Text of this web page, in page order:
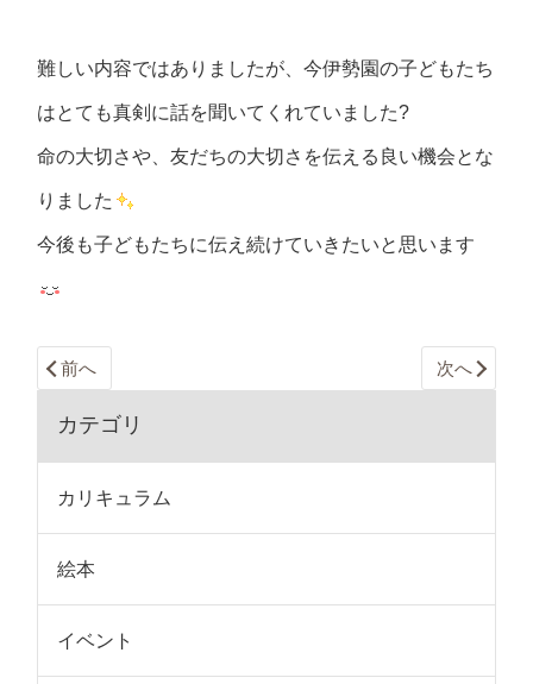
難しい内容ではありましたが、今伊勢園の子どもたち
はとても真剣に話を聞いてくれていました?
命の大切さや、友だちの大切さを伝える良い機会とな
りました
今後も子どもたちに伝え続けていきたいと思います
前へ 次へ
カテゴリ
カリキュラム
絵本
イベント